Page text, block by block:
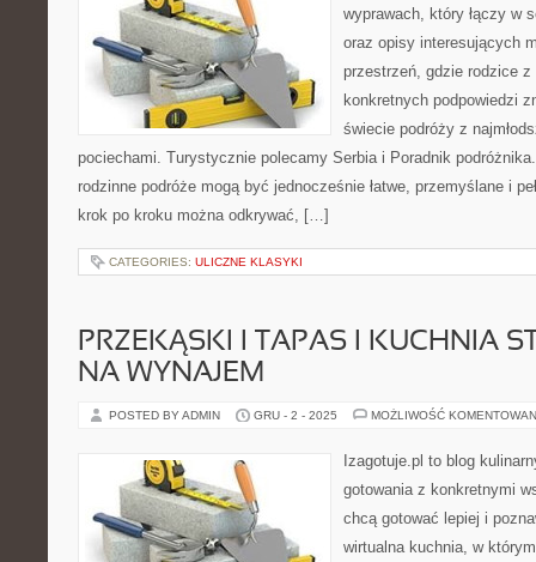
wyprawach, który łączy w
oraz opisy interesujących
przestrzeń, gdzie rodzice
konkretnych podpowiedzi
świecie podróży z
pociechami. Turystycznie polecamy Serbia i Poradnik
rodzinne podróże mogą być jednocześnie łatwe, przemyślane i
krok po kroku można odkrywać, […]
CATEGORIES: ULICZNE KLASYKI
PRZEKĄSKI I TAPAS I KUCHNIA
NA WYNAJEM
POSTED BY ADMIN GRU - 2 - 2025 MOŻLIWOŚĆ
Izagotuje.pl to blog
gotowania z konkretnymi
chcą gotować lepiej i
wirtualna kuchnia, w